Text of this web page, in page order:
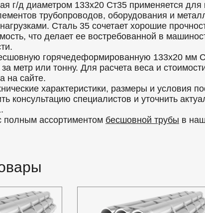
г/д диаметром 133х20 Ст35 применяется
трубопроводов, оборудования и
Сталь 35 сочетает хорошие
что делает ее востребованной в
горячедеформированную 133x20 мм
метр или тонну. Для расчета веса и
на сайте.
характеристики, размеры и условия
консультацию специалистов и уточнить
полным ассортиментом бесшовной трубы в